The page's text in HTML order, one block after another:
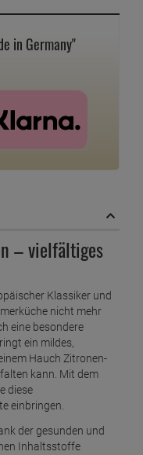
in Germany"
– vielfältiges
Klassiker und
nicht mehr
eine besondere
ein mildes,
Hauch Zitronen-
kann. Mit dem
diese
einbringen.
der gesunden und
Inhaltsstoffe